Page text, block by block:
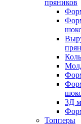
пряников
3Д
Топперы